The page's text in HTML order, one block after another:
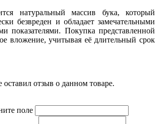
натуральный массив бука, который
безвреден и обладает замечательными
показателями. Покупка представленной
вложение, учитывая её длительный срок
отзыв о данном товаре.
поле